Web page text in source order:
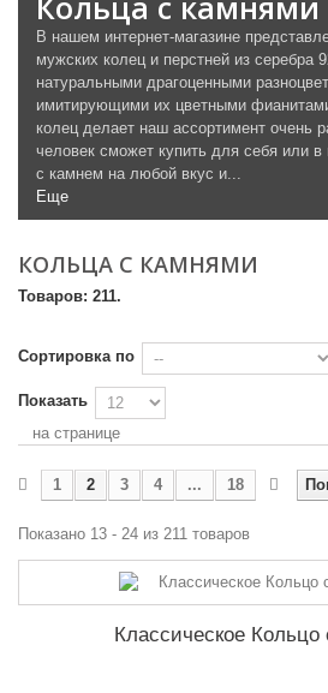
В нашем интернет-магазине
мужских колец и перстней из серебра
натуральными драгоценными
имитирующими их цветными
колец делает наш ассортимент очень
человек сможет купить для себя или
с камнем на любой вкус и...
Еще
КОЛЬЦА С КАМНЯМИ
Товаров: 211.
Сортировка по
Показать
на странице
1 2 3 4 ... 18
Показано 13 - 24 из 211 товаров
Классическое